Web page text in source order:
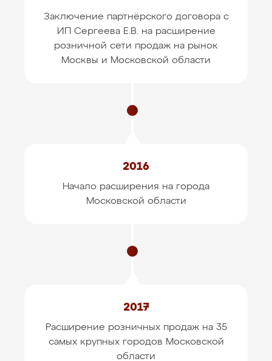
Заключение партнёрского договора с
ИП Сергеева Е.В. на расширение
розничной сети продаж на рынок
Москвы и Московской области
2016
Начало расширения на города
Московской области
2017
Расширение розничных продаж на 35
самых крупных городов Московской
области